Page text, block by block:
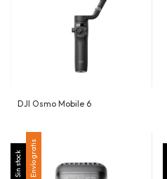
DJI Osmo Mobile 6
Sin stock Envío gratis